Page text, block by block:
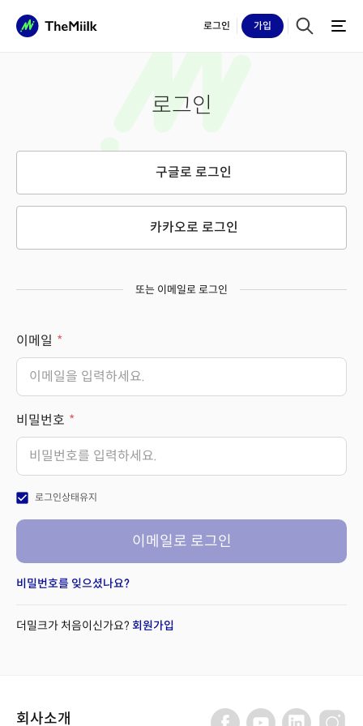
로그인 가입
로그인
구글로 로그인
카카오로 로그인
또는 이메일로 로그인
이메일
비밀번호
check_box 로그인상태유지
이메일로 로그인
비밀번호를 잊으셨나요?
더밀크가 처음이신가요? 회원가입
회사소개